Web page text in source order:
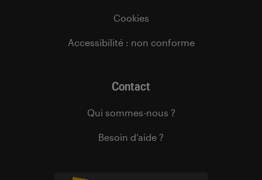
Cookies
Accessibilité : non conforme
Contact
Qui sommes-nous ?
Besoin d’aide ?